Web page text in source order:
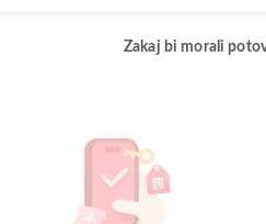
Zakaj bi morali